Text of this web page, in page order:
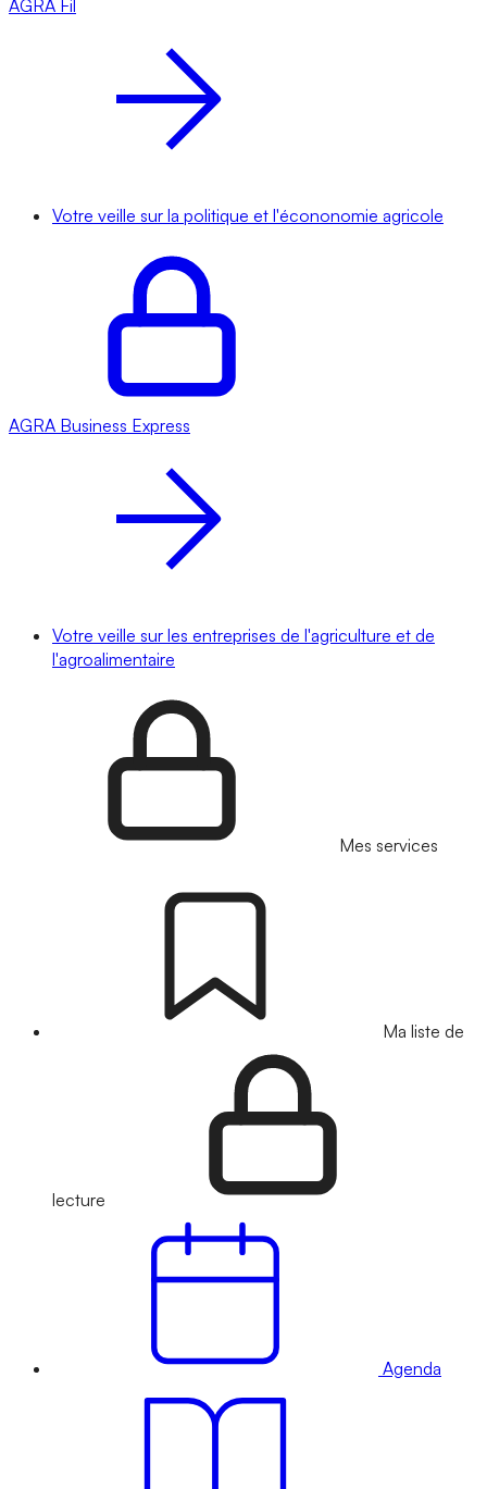
AGRA Fil
Votre veille sur la politique et l'écononomie agricole
AGRA Business Express
Votre veille sur les entreprises de l'agriculture et de
l'agroalimentaire
Mes services
Ma liste de
lecture
Agenda